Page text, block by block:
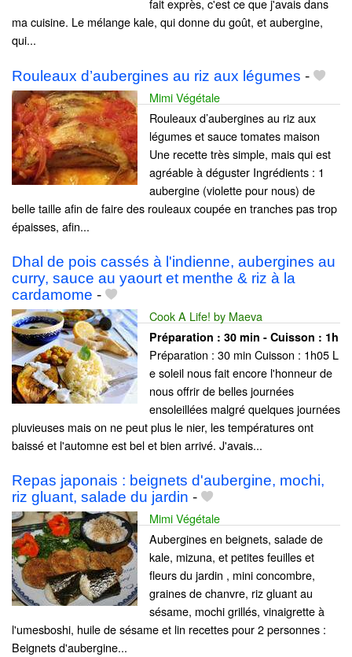
fait exprès, c'est ce que j'avais dans
ma cuisine. Le mélange kale, qui donne du goût, et aubergine,
qui...
Rouleaux d’aubergines au riz aux légumes -
Mimi Végétale
Rouleaux d’aubergines au riz aux
légumes et sauce tomates maison
Une recette très simple, mais qui est
agréable à déguster Ingrédients : 1
aubergine (violette pour nous) de
belle taille afin de faire des rouleaux coupée en tranches pas trop
épaisses, afin...
Dhal de pois cassés à l'indienne, aubergines au
curry, sauce au yaourt et menthe & riz à la
cardamome -
Cook A Life! by Maeva
Préparation : 30 min - Cuisson : 1h
Préparation : 30 min Cuisson : 1h05 L
e soleil nous fait encore l'honneur de
nous offrir de belles journées
ensoleillées malgré quelques journées
pluvieuses mais on ne peut plus le nier, les températures ont
baissé et l'automne est bel et bien arrivé. J'avais...
Repas japonais : beignets d'aubergine, mochi,
riz gluant, salade du jardin -
Mimi Végétale
Aubergines en beignets, salade de
kale, mizuna, et petites feuilles et
fleurs du jardin , mini concombre,
graines de chanvre, riz gluant au
sésame, mochi grillés, vinaigrette à
l'umesboshi, huile de sésame et lin recettes pour 2 personnes :
Beignets d'aubergine...